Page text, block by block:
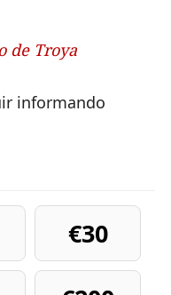
de Troya
informando
€30